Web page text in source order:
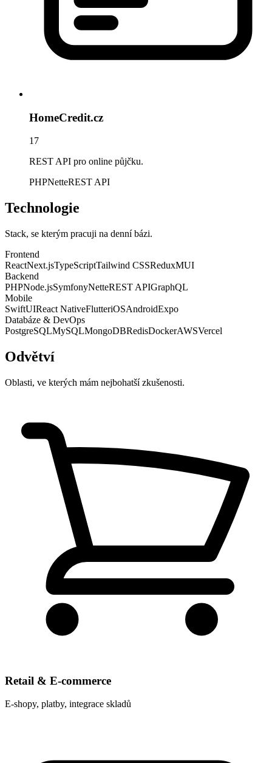
HomeCredit.cz
17
REST API pro online půjčku.
PHPNetteREST API
Technologie
Stack, se kterým pracuji na denní bázi.
Frontend
ReactNext.jsTypeScriptTailwind CSSReduxMUI
Backend
PHPNode.jsSymfonyNetteREST APIGraphQL
Mobile
SwiftUIReact NativeFlutteriOSAndroidExpo
Databáze & DevOps
PostgreSQLMySQLMongoDBRedisDockerAWSVercel
Odvětví
Oblasti, ve kterých mám nejbohatší zkušenosti.
Retail & E-commerce
E-shopy, platby, integrace skladů